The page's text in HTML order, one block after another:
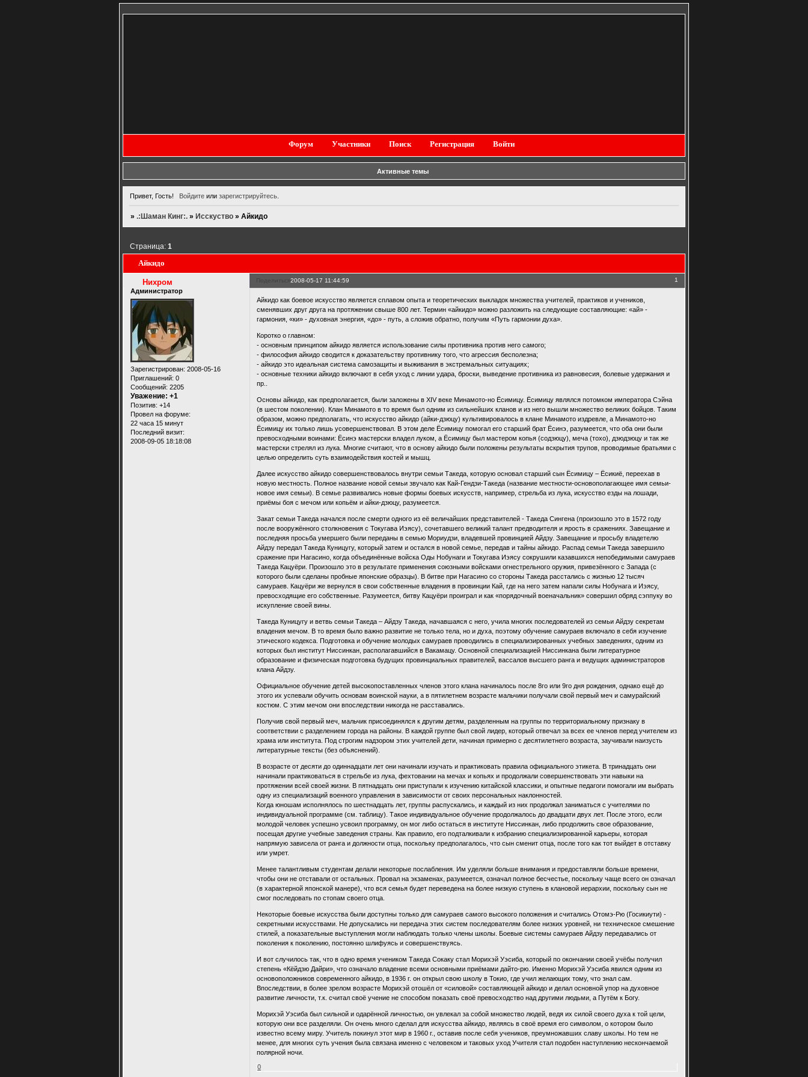
Форум Участники Поиск Регистрация Войти
Активные темы
Привет, Гость! Войдитеили зарегистрируйтесь.
».:Шаман Кинг:. » Исскуство »Айкидо
Айкидо
Страница:1
Поделиться 1
2008-05-17 11:44:59
Нихром
Администратор
Зарегистрирован: 2008-05-16
Приглашений: 0
Сообщений: 2205
Уважение: +1
Позитив: +14
Провел на форуме:
22 часа 15 минут
Последний визит:
2008-09-05 18:18:08
Айкидо как боевое искусство является сплавом опыта и теоретических выкладок множества учителей, практиков и учеников,
сменявших друг друга на протяжении свыше 800 лет. Термин «айкидо» можно разложить на следующие составляющие: «ай» -
гармония, «ки» - духовная энергия, «до» - путь, а сложив обратно, получим «Путь гармонии духа».
Коротко о главном:
- основным принципом айкидо является использование силы противника против него самого;
- философия айкидо сводится к доказательству противнику того, что агрессия бесполезна;
- айкидо это идеальная система самозащиты и выживания в экстремальных ситуациях;
- основные техники айкидо включают в себя уход с линии удара, броски, выведение противника из равновесия, болевые удержания и
пр..
Основы айкидо, как предполагается, были заложены в XIV веке Минамото-но Ёсимицу. Ёсимицу являлся потомком императора Сэйна
(в шестом поколении). Клан Минамото в то время был одним из сильнейших кланов и из него вышли множество великих бойцов. Таким
образом, можно предполагать, что искусство айкидо (айки-дзюцу) культивировалось в клане Минамото издревле, а Минамото-но
Ёсимицу их только лишь усовершенствовал. В этом деле Ёсимицу помогал его старший брат Ёсинэ, разумеется, что оба они были
превосходными воинами: Ёсинэ мастерски владел луком, а Ёсимицу был мастером копья (содзюцу), меча (тохо), дзюдзюцу и так же
мастерски стрелял из лука. Многие считают, что в основу айкидо были положены результаты вскрытия трупов, проводимые братьями с
целью определить суть взаимодействия костей и мышц.
Далее искусство айкидо совершенствовалось внутри семьи Такеда, которую основал старший сын Ёсимицу – Ёсикиё, переехав в
новую местность. Полное название новой семьи звучало как Кай-Гендзи-Такеда (название местности-основополагающее имя семьи-
новое имя семьи). В семье развивались новые формы боевых искусств, например, стрельба из лука, искусство езды на лошади,
приёмы боя с мечом или копьём и айки-дзюцу, разумеется.
Закат семьи Такеда начался после смерти одного из её величайших представителей - Такеда Сингена (произошло это в 1572 году
после вооружённого столкновения с Токугава Иэясу), сочетавшего великий талант предводителя и ярость в сражениях. Завещание и
последняя просьба умершего были переданы в семью Мориудзи, владевшей провинцией Айдзу. Завещание и просьбу владетелю
Айдзу передал Такеда Куницугу, который затем и остался в новой семье, передав и тайны айкидо. Распад семьи Такеда завершило
сражение при Нагасино, когда объединённые войска Оды Нобунаги и Токугава Иэясу сокрушили казавшихся непобедимыми самураев
Такеда Кацуёри. Произошло это в результате применения союзными войсками огнестрельного оружия, привезённого с Запада (с
которого были сделаны пробные японские образцы). В битве при Нагасино со стороны Такеда расстались с жизнью 12 тысяч
самураев. Кацуёри же вернулся в свои собственные владения в провинции Кай, где на него затем напали силы Нобунага и Иэясу,
превосходящие его собственные. Разумеется, битву Кацуёри проиграл и как «порядочный военачальник» совершил обряд сэппуку во
искупление своей вины.
Такеда Куницугу и ветвь семьи Такеда – Айдзу Такеда, начавшаяся с него, учила многих последователей из семьи Айдзу секретам
владения мечом. В то время было важно развитие не только тела, но и духа, поэтому обучение самураев включало в себя изучение
этического кодекса. Подготовка и обучение молодых самураев проводились в специализированных учебных заведениях, одним из
которых был институт Ниссинкан, располагавшийся в Вакамацу. Основной специализацией Ниссинкана были литературное
образование и физическая подготовка будущих провинциальных правителей, вассалов высшего ранга и ведущих администраторов
клана Айдзу.
Официальное обучение детей высокопоставленных членов этого клана начиналось после 8го или 9го дня рождения, однако ещё до
этого их успевали обучить основам воинской науки, а в пятилетнем возрасте мальчики получали свой первый меч и самурайский
костюм. С этим мечом они впоследствии никогда не расставались.
Получив свой первый меч, мальчик присоединялся к другим детям, разделенным на группы по территориальному признаку в
соответствии с разделением города на районы. В каждой группе был свой лидер, который отвечал за всех ее членов перед учителем из
храма или института. Под строгим надзором этих учителей дети, начиная примерно с десятилетнего возраста, заучивали наизусть
литературные тексты (без объяснений).
В возрасте от десяти до одиннадцати лет они начинали изучать и практиковать правила официального этикета. В тринадцать они
начинали практиковаться в стрельбе из лука, фехтовании на мечах и копьях и продолжали совершенствовать эти навыки на
протяжении всей своей жизни. В пятнадцать они приступали к изучению китайской классики, и опытные педагоги помогали им выбрать
одну из специализаций военного управления в зависимости от своих персональных наклонностей.
Когда юношам исполнялось по шестнадцать лет, группы распускались, и каждый из них продолжал заниматься с учителями по
индивидуальной программе (см. таблицу). Такое индивидуальное обучение продолжалось до двадцати двух лет. После этого, если
молодой человек успешно усвоил программу, он мог либо остаться в институте Ниссинкан, либо продолжить свое образование,
посещая другие учебные заведения страны. Как правило, его подталкивали к избранию специализированной карьеры, которая
напрямую зависела от ранга и должности отца, поскольку предполагалось, что сын сменит отца, после того как тот выйдет в отставку
или умрет.
Менее талантливым студентам делали некоторые послабления. Им уделяли больше внимания и предоставляли больше времени,
чтобы они не отставали от остальных. Провал на экзаменах, разумеется, означал полное бесчестье, поскольку чаще всего он означал
(в характерной японской манере), что вся семья будет переведена на более низкую ступень в клановой иерархии, поскольку сын не
смог последовать по стопам своего отца.
Некоторые боевые искусства были доступны только для самураев самого высокого положения и считались Отомэ-Рю (Госикиути) -
секретными искусствами. Не допускались ни передача этих систем последователям более низких уровней, ни техническое смешение
стилей, а показательные выступления могли наблюдать только члены школы. Боевые системы самураев Айдзу передавались от
поколения к поколению, постоянно шлифуясь и совершенствуясь.
И вот случилось так, что в одно время учеником Такеда Сокаку стал Морихэй Уэсиба, который по окончании своей учёбы получил
степень «Кёйдзю Дайри», что означало владение всеми основными приёмами дайто-рю. Именно Морихэй Уэсиба явился одним из
основоположников современного айкидо, в 1936 г. он открыл свою школу в Токио, где учил желающих тому, что знал сам.
Впоследствии, в более зрелом возрасте Морихэй отошёл от «силовой» составляющей айкидо и делал основной упор на духовное
развитие личности, т.к. считал своё учение не способом показать своё превосходство над другими людьми, а Путём к Богу.
Морихэй Уэсиба был сильной и одарённой личностью, он увлекал за собой множество людей, ведя их силой своего духа к той цели,
которую они все разделяли. Он очень много сделал для искусства айкидо, являясь в своё время его символом, о котором было
известно всему миру. Учитель покинул этот мир в 1960 г., оставив после себя учеников, преумножавших славу школы. Но тем не
менее, для многих суть учения была связана именно с человеком и таковых уход Учителя стал подобен наступлению нескончаемой
полярной ночи.
0